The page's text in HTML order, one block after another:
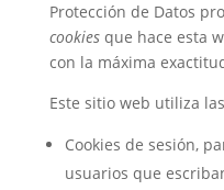
Protección de Datos
cookiesque hace esta
con la máxima
Este sitio web utiliza
Cookies de sesión,
usuarios que